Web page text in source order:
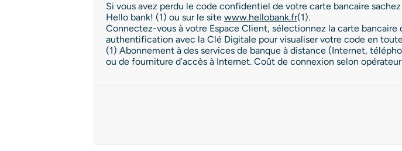
Si vous avez perdu le code confidentiel de votre carte bancaire
Hello bank! (1) ou sur le site www.hellobank.fr(1).
Connectez-vous à votre Espace Client, sélectionnez la carte
authentification avec la Clé Digitale pour visualiser votre code en
(1) Abonnement à des services de banque à distance (Internet,
ou de fourniture d’accès à Internet. Coût de connexion selon